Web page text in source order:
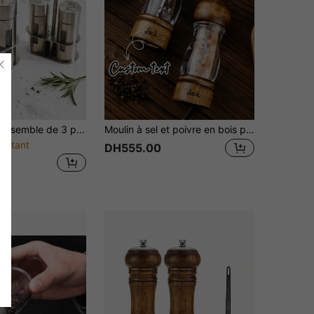
Ensemble de 3 pièces de salière et poivrière en acier inoxydable, ensemble de contenants à épices, 2 pots de assaisonnement rechargeables avec fenêtres transparentes et support, pour la cuisine de la maison, la table à manger et le restaurant, accessoires de cuisine
Moulin à sel et poivre en bois personnalisé sur mesure (plateau non inclus) - Moulin à poivre manuel rechargeable de 6,3 pouces et moulin à sel de mer, personnalisable avec nom/texte/logo, avec fenêtre d'observation en acrylique pour distinguer instantanément le sel de mer et le poivre noir
DH555.00